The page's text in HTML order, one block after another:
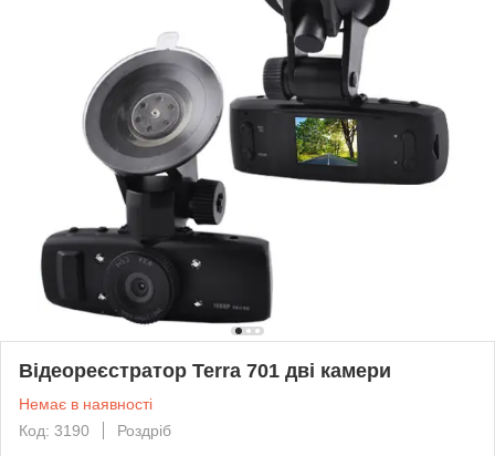
Відеореєстратор Terra 701 дві камери
Немає в наявності
Код: 3190
Роздріб